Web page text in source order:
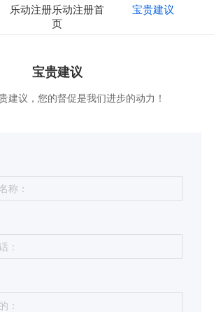
乐动注册乐动注册首
页
宝贵建议
宝贵建议
建议，您的督促是我们进步的动力！